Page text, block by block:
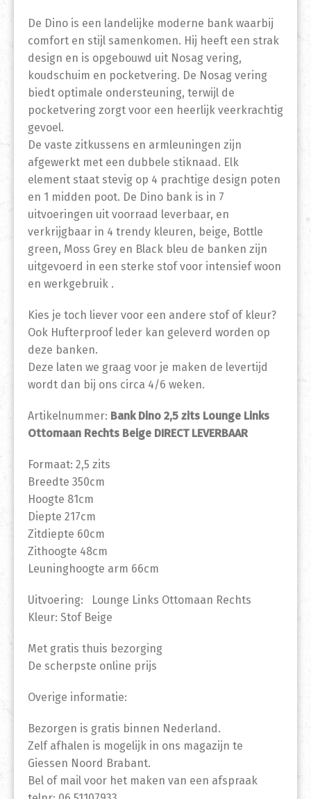
De Dino is een landelijke moderne bank waarbij
comfort en stijl samenkomen. Hij heeft een strak
design en is opgebouwd uit Nosag vering,
koudschuim en pocketvering. De Nosag vering
biedt optimale ondersteuning, terwijl de
pocketvering zorgt voor een heerlijk veerkrachtig
gevoel.
De vaste zitkussens en armleuningen zijn
afgewerkt met een dubbele stiknaad. Elk
element staat stevig op 4 prachtige design poten
en 1 midden poot. De Dino bank is in 7
uitvoeringen uit voorraad leverbaar, en
verkrijgbaar in 4 trendy kleuren, beige, Bottle
green, Moss Grey en Black bleu de banken zijn
uitgevoerd in een sterke stof voor intensief woon
en werkgebruik .
Kies je toch liever voor een andere stof of kleur?
Ook Hufterproof leder kan geleverd worden op
deze banken.
Deze laten we graag voor je maken de levertijd
wordt dan bij ons circa 4/6 weken.
Artikelnummer: Bank Dino 2,5 zits Lounge Links
Ottomaan Rechts Beige DIRECT LEVERBAAR
Formaat: 2,5 zits
Breedte 350cm
Hoogte 81cm
Diepte 217cm
Zitdiepte 60cm
Zithoogte 48cm
Leuninghoogte arm 66cm
Uitvoering: Lounge Links Ottomaan Rechts
Kleur: Stof Beige
Met gratis thuis bezorging
De scherpste online prijs
Overige informatie:
Bezorgen is gratis binnen Nederland.
Zelf afhalen is mogelijk in ons magazijn te
Giessen Noord Brabant.
Bel of mail voor het maken van een afspraak